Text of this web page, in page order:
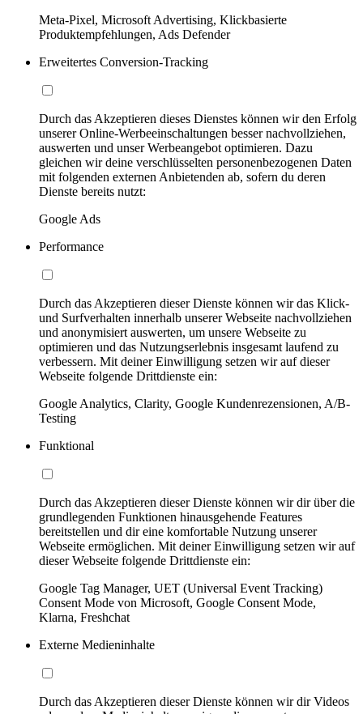
Meta-Pixel, Microsoft Advertising, Klickbasierte
Produktempfehlungen, Ads Defender
Erweitertes Conversion-Tracking
Durch das Akzeptieren dieses Dienstes können wir den Erfolg
unserer Online-Werbeeinschaltungen besser nachvollziehen,
auswerten und unser Werbeangebot optimieren. Dazu
gleichen wir deine verschlüsselten personenbezogenen Daten
mit folgenden externen Anbietenden ab, sofern du deren
Dienste bereits nutzt:
Google Ads
Performance
Durch das Akzeptieren dieser Dienste können wir das Klick-
und Surfverhalten innerhalb unserer Webseite nachvollziehen
und anonymisiert auswerten, um unsere Webseite zu
optimieren und das Nutzungserlebnis insgesamt laufend zu
verbessern. Mit deiner Einwilligung setzen wir auf dieser
Webseite folgende Drittdienste ein:
Google Analytics, Clarity, Google Kundenrezensionen, A/B-
Testing
Funktional
Durch das Akzeptieren dieser Dienste können wir dir über die
grundlegenden Funktionen hinausgehende Features
bereitstellen und dir eine komfortable Nutzung unserer
Webseite ermöglichen. Mit deiner Einwilligung setzen wir auf
dieser Webseite folgende Drittdienste ein:
Google Tag Manager, UET (Universal Event Tracking)
Consent Mode von Microsoft, Google Consent Mode,
Klarna, Freshchat
Externe Medieninhalte
Durch das Akzeptieren dieser Dienste können wir dir Videos